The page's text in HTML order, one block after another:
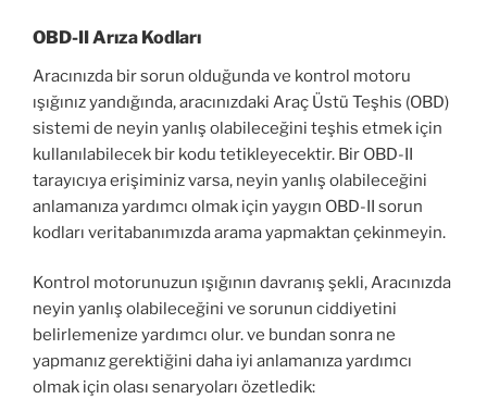
OBD-II Arıza Kodları
Aracınızda bir sorun olduğunda ve kontrol motoru
ışığınız yandığında, aracınızdaki Araç Üstü Teşhis (OBD)
sistemi de neyin yanlış olabileceğini teşhis etmek için
kullanılabilecek bir kodu tetikleyecektir. Bir OBD-II
tarayıcıya erişiminiz varsa, neyin yanlış olabileceğini
anlamanıza yardımcı olmak için yaygın OBD-II sorun
kodları veritabanımızda arama yapmaktan çekinmeyin.
Kontrol motorunuzun ışığının davranış şekli, Aracınızda
neyin yanlış olabileceğini ve sorunun ciddiyetini
belirlemenize yardımcı olur. ve bundan sonra ne
yapmanız gerektiğini daha iyi anlamanıza yardımcı
olmak için olası senaryoları özetledik: